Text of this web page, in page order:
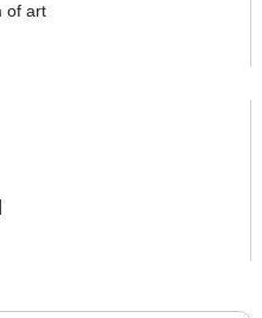
of art